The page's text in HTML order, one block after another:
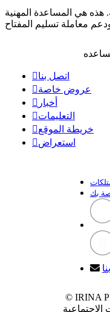
هذه هي المساعدة المهنية
اتصل بنا
عروض خاصة
أخبار
التعليمات
خريطة الموقع
استعراض
بك
© IRINA